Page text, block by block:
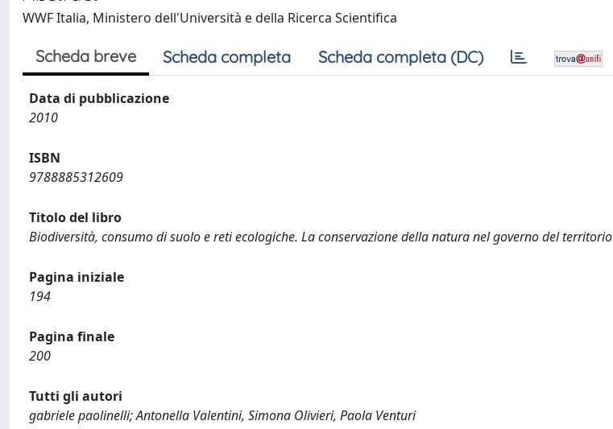
WWF Italia, Ministero dell'Università e della Ricerca Scientifica
Scheda breve Scheda completa Scheda completa (DC)
Data di pubblicazione
2010
ISBN
9788885312609
Titolo del libro
Biodiversità, consumo di suolo e reti ecologiche. La conservazione della natura nel governo del territorio
Pagina iniziale
194
Pagina finale
200
Tutti gli autori
gabriele paolinelli; Antonella Valentini, Simona Olivieri, Paola Venturi